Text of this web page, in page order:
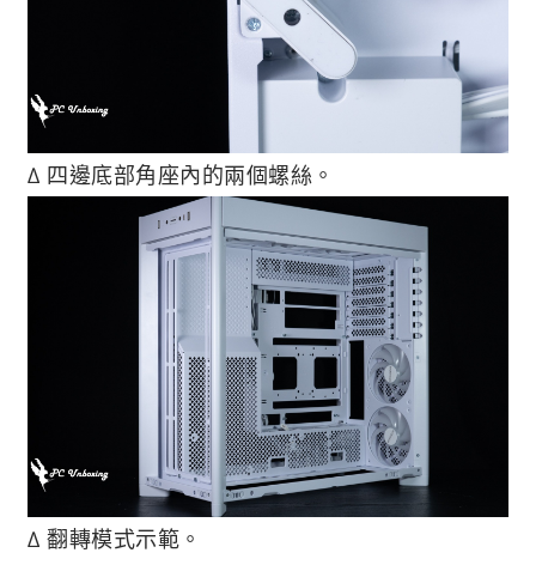
∆ 四邊底部角座內的兩個螺絲。
∆ 翻轉模式示範。